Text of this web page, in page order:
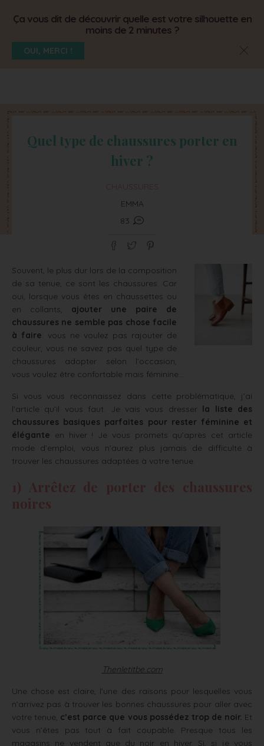
Ça vous dit de découvrir quelle est votre silhouette en
moins de 2 minutes ?
OUI, MERCI !
Quel type de chaussures porter en
hiver ?
EMMA
83
Souvent, le plus dur lors de la composition
de sa tenue, ce sont les chaussures. Car
oui, lorsque vous êtes en chaussettes ou
en collants, ajouter une paire de
chaussures ne semble pas chose facile
à faire : vous ne voulez pas rajouter de
couleur, vous ne savez pas quel type de
chaussures adopter selon l’occasion,
vous voulez être confortable mais féminine…
Si vous vous reconnaissez dans cette problématique, j’ai
l’article qu’il vous faut. Je vais vous dresser
la liste des
chaussures basiques parfaites pour rester féminine et
élégante en hiver ! Je vous promets qu’après cet article
mode d’emploi, vous n’aurez plus jamais de difficulté à
trouver les chaussures adaptées à votre tenue.
Thenletitbe.com
Une chose est claire, l’une des raisons pour lesquelles vous
n’arrivez pas à trouver les bonnes chaussures pour aller avec
votre tenue, c’est parce que vous possédez trop de noir. Et
vous n’êtes pas tout à fait coupable. Presque tous les
magasins ne vendent que du noir en hiver. Si, si je vous